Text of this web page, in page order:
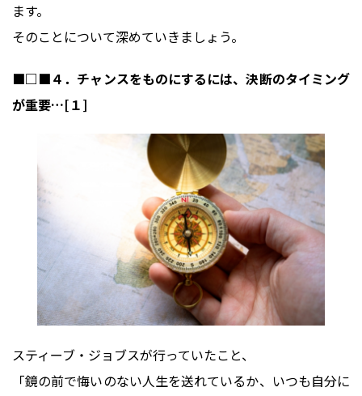
ます。
そのことについて深めていきましょう。
■□■４．チャンスをものにするには、決断のタイミング
が重要…[１]
スティーブ・ジョブスが行っていたこと、
「鏡の前で悔いのない人生を送れているか、いつも自分に